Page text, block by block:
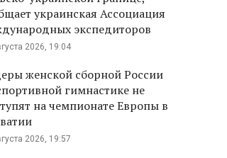
украинская Ассоциация
экспедиторов
2026, 19:04
женской сборной России
гимнастике не
на чемпионате Европы в
2026, 19:57